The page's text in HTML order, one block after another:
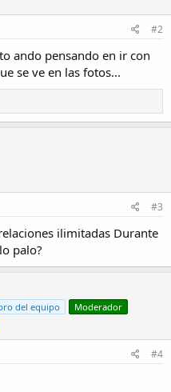
#2
ando pensando en ir con
se ve en las fotos...
#3
ilimitadas Durante
palo?
del equipo
Moderador
#4